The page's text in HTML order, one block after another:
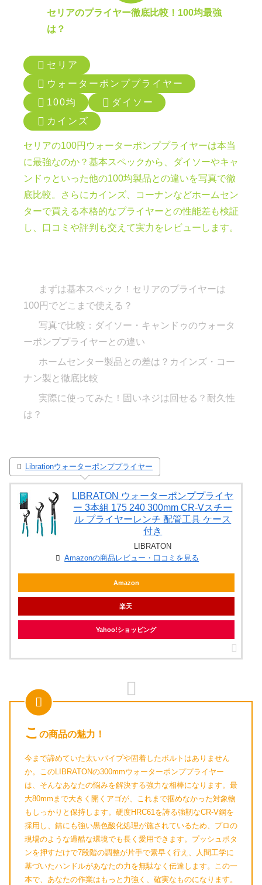
セリアのプライヤー徹底比較！100均最強
は？
セリア
ウォーターポンププライヤー
100均
ダイソー
カインズ
セリアの100円ウォーターポンププライヤーは本当
に最強なのか？基本スペックから、ダイソーやキャ
ンドゥといった他の100均製品との違いを写真で徹
底比較。さらにカインズ、コーナンなどホームセン
ターで買える本格的なプライヤーとの性能差も検証
し、口コミや評判も交えて実力をレビューします。
まずは基本スペック！セリアのプライヤーは
100円でどこまで使える？
写真で比較：ダイソー・キャンドゥのウォータ
ーポンププライヤーとの違い
ホームセンター製品との差は？カインズ・コー
ナン製と徹底比較
実際に使ってみた！固いネジは回せる？耐久性
は？
Librationウォーターポンププライヤー
LIBRATON ウォーターポンププライヤ
ー 3本組 175 240 300mm CR-Vスチー
ル プライヤーレンチ 配管工具 ケース
付き
LIBRATON
Amazonの商品レビュー・口コミを見る
Amazon
楽天
Yahoo!ショッピング
こ の商品の魅力！
今まで諦めていた太いパイプや固着したボルトはありません
か。このLIBRATONの300mmウォーターポンププライヤー
は、そんなあなたの悩みを解決する強力な相棒になります。最
大80mmまで大きく開くアゴが、これまで掴めなかった対象物
もしっかりと保持します。硬度HRC61を誇る強靭なCR-V鋼を
採用し、錆にも強い黒色酸化処理が施されているため、プロの
現場のような過酷な環境でも長く愛用できます。プッシュボタ
ンを押すだけで7段階の調整が片手で素早く行え、人間工学に
基づいたハンドルがあなたの力を無駄なく伝達します。この一
本で、あなたの作業はもっと力強く、確実なものになります。